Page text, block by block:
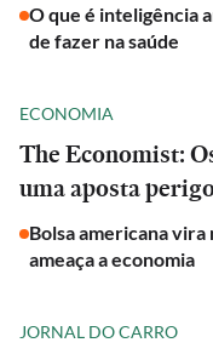
O que é inteligência
de fazer na saúde
ECONOMIA
The Economist:
uma aposta
Bolsa americana vira
ameaça a economia
JORNAL DO CARRO